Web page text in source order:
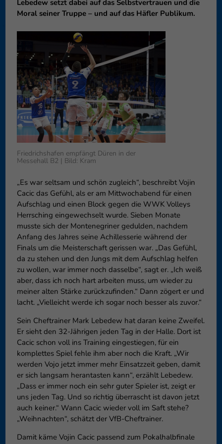
Lebedew setzt dabei auf das Selbstvertrauen und die
Moral seiner Truppe – und auf das Häfler Publikum.
Friedrichshafen empfängt Düren in der
Messehall B2 | Bild: Kram
„Es war seltsam und schön zugleich“, beschreibt Vojin
Cacic das Gefühl, als er am Mittwochabend für einen
Aufschlag und einen Block gegen die WWK Volleys
Herrsching eingewechselt wurde. Sieben Monate
musste sich der Montenegriner gedulden, nachdem
Anfang des Jahres seine Achillesserie während der
Finals um die Meisterschaft gerissen war. „Das Gefühl,
da zu stehen und den Jungs mit dem Aufschlag helfen
zu wollen, war immer noch dasselbe“, sagt er. „Ich weiß
aber, dass ich noch hart arbeiten muss, um wieder zu
meiner alten Stärke zurückzufinden.“ Dann zögert er und
lacht. „Vielleicht werde ich sogar noch besser als zuvor.“
Sein Cheftrainer Mark Lebedew hat daran keine Zweifel.
Er sieht den 32-Jährigen jeden Tag in der Halle. Dort ist
Cacic schon voll ins Training eingestiegen, für ein
komplettes Spiel fehle ihm aber noch die Kraft. „Wir
werden Vojo jetzt immer mehr Einsatzzeit geben, damit
er sich langsam herantasten kann“, erzählt Lebedew.
„Dass er immer noch ein sehr guter Spieler ist, zeigt er
uns jeden Tag. Und so richtig überrascht ist davon jetzt
auch keiner.“ Wann Cacic wieder voll im Saft stehe?
„Weihnachten“, schätzt der VfB-Cheftrainer.
Damit käme Vojin Cacic passend zum Pokalhalbfinale
können Ihre Einwilligung zu ganzen Kategorien geben oder sich
weitere Informationen anzeigen lassen und so nur bestimmte
Nur essenzielle Cookies akzeptieren
Datenschutzeinstellungen
Essenziell (1)
Essenzielle Cookies ermöglichen grundlegende Funktionen und sind für
die einwandfreie Funktion der Website erforderlich.
Cookie-Informationen anzeigen
Externe Medien (6)
Inhalte von Videoplattformen und Social-Media-Plattformen werden
werden, bedarf der Zugriff auf diese Inhalte keiner manuellen
Einwilligung mehr.
Cookie-Informationen anzeigen
Datenschutzerklärung